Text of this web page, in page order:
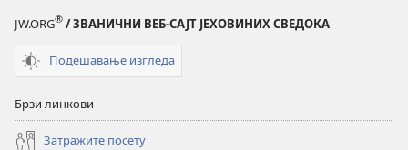
у
у
JW.ORG® / ЗВАНИЧНИ ВЕБ-САЈТ ЈЕХОВИНИХ СВЕДОКА
Подешавање изгледа
Брзи линкови
Затражите посету